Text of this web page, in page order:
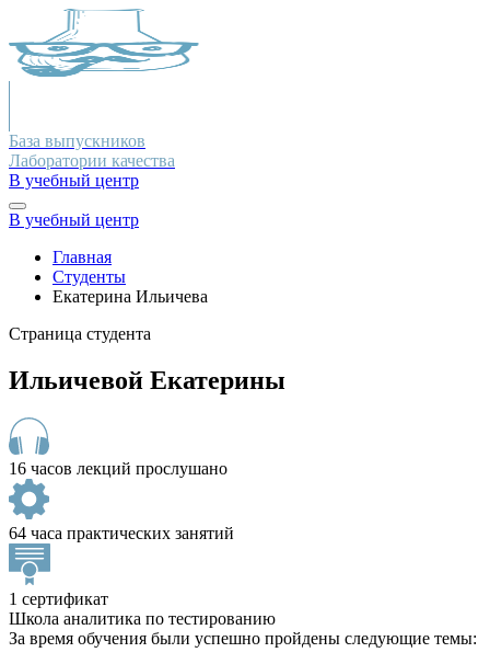
База выпускников
Лаборатории качества
В учебный центр
В учебный центр
Главная
Студенты
Екатерина Ильичева
Страница студента
Ильичевой Екатерины
16 часов лекций прослушано
64 часа практических занятий
1 сертификат
Школа аналитика по тестированию
За время обучения были успешно пройдены следующие темы: